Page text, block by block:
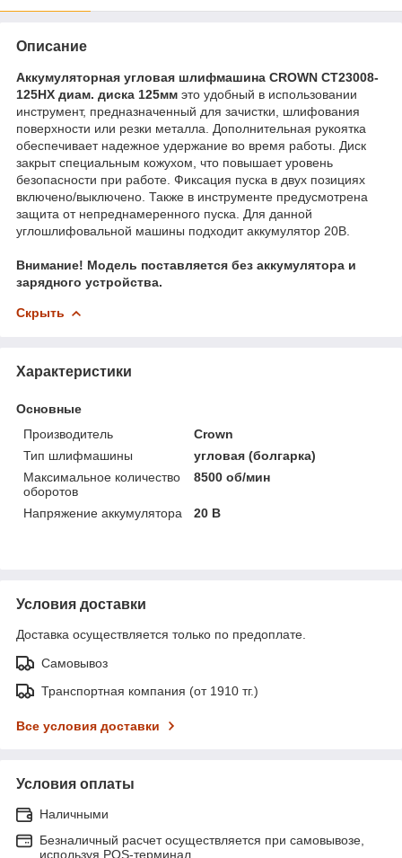
Описание
Аккумуляторная угловая шлифмашина CROWN CT23008-
125HX диам. диска 125мм это удобный в использовании
инструмент, предназначенный для зачистки, шлифования
поверхности или резки металла. Дополнительная рукоятка
обеспечивает надежное удержание во время работы. Диск
закрыт специальным кожухом, что повышает уровень
безопасности при работе. Фиксация пуска в двух позициях
включено/выключено. Также в инструменте предусмотрена
защита от непреднамеренного пуска. Для данной
углошлифовальной машины подходит аккумулятор 20В.
Внимание! Модель поставляется без аккумулятора и
зарядного устройства.
Скрыть
Характеристики
Основные
Производитель
Crown
Тип шлифмашины
угловая (болгарка)
Максимальное количество
оборотов
8500 об/мин
Напряжение аккумулятора 20 В
Условия доставки
Доставка осуществляется только по предоплате.
Самовывоз
Транспортная компания (от 1910 тг.)
Все условия доставки
Условия оплаты
Наличными
Безналичный расчет осуществляется при самовывозе,
используя POS-терминал